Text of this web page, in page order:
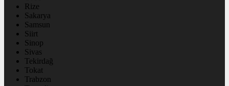
Rize
Sakarya
Samsun
Siirt
Sinop
Sivas
Tekirdağ
Tokat
Trabzon